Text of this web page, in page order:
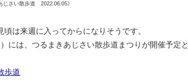
じさい散歩道 2022.06.05》
は来週に入ってからになりそうです。
には、つるまきあじさい散歩道まつりが開催予定と
歩道